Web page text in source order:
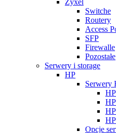
Zyxel
Switche
Routery
Access
SFP
Firewalle
Pozostałe
Serwery i storage
HP
Serwery
Opcje